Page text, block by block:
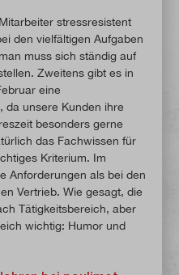
stressresistent
den vielfältigen Aufgaben
muss sich ständig auf
Zweitens gibt es in
eine
da unsere Kunden ihre
besonders gerne
das Fachwissen für
Kriterium. Im
Anforderungen als bei den
Vertrieb. Wie gesagt, die
Tätigkeitsbereich, aber
wichtig: Humor und